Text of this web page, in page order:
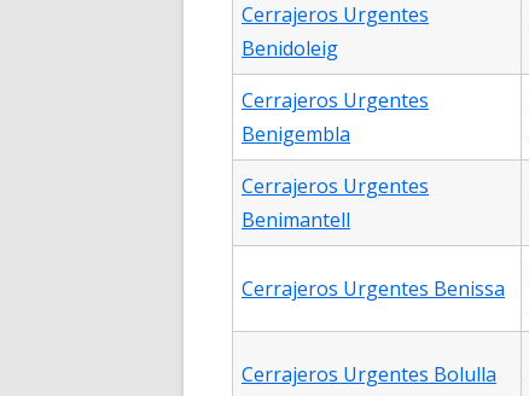
Cerrajeros Urgentes
Benidoleig
Cerrajeros Urgentes
Benigembla
Cerrajeros Urgentes
Benimantell
Cerrajeros Urgentes Benissa
Cerrajeros Urgentes Bolulla